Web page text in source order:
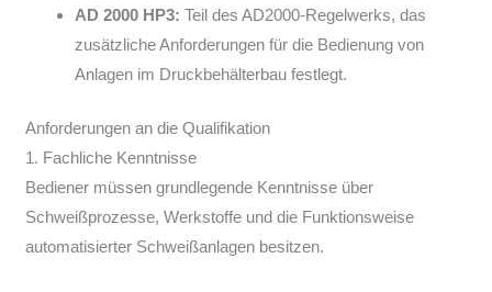
AD 2000 HP3: Teil des AD2000-Regelwerks, das
zusätzliche Anforderungen für die Bedienung von
Anlagen im Druckbehälterbau festlegt.
Anforderungen an die Qualifikation
1. Fachliche Kenntnisse
Bediener müssen grundlegende Kenntnisse über
Schweißprozesse, Werkstoffe und die Funktionsweise
automatisierter Schweißanlagen besitzen.